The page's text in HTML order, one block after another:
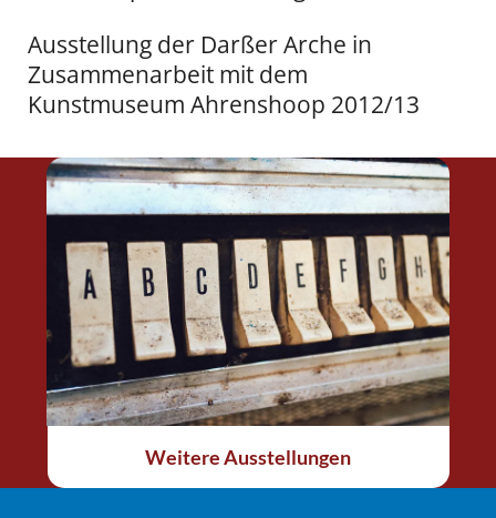
Ausstellung der Darßer Arche in
Zusammenarbeit mit dem
Kunstmuseum Ahrenshoop 2012/13
Weitere Ausstellungen